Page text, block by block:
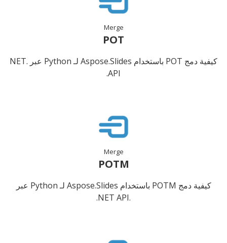
Merge
POT
كيفية دمج POT باستخدام Aspose.Slides لـ Python عبر .NET
API.
Merge
POTM
كيفية دمج POTM باستخدام Aspose.Slides لـ Python عبر
.NET API.